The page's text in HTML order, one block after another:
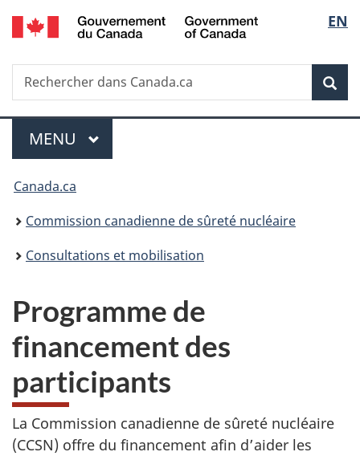
Passer
au
principal
de
la
EN
Recherche
Rechercher
dans
Menu
MENU PRINCIPAL
Vous
êtes
ici
Canada.ca
Commission canadienne de sûreté nucléaire
Consultations et mobilisation
Programme de
financement des
participants
La Commission canadienne de sûreté nucléaire
(CCSN) offre du financement afin d’aider les